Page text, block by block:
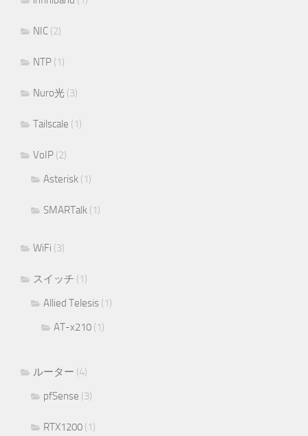
NIC (2)
NTP (1)
Nuro光 (3)
Tailscale (1)
VoIP (2)
Asterisk (1)
SMARTalk (1)
WiFi (3)
スイッチ (1)
Allied Telesis (1)
AT-x210 (1)
ルーター (4)
pfSense (3)
RTX1200 (1)